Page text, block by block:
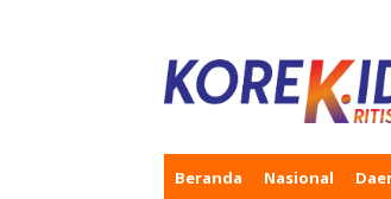
Beranda Nasional